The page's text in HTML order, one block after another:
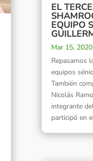
EL
EQUIPO
Mar 15, 2020
Repasamos
equipos
También
Nicolás
integrante
participó en